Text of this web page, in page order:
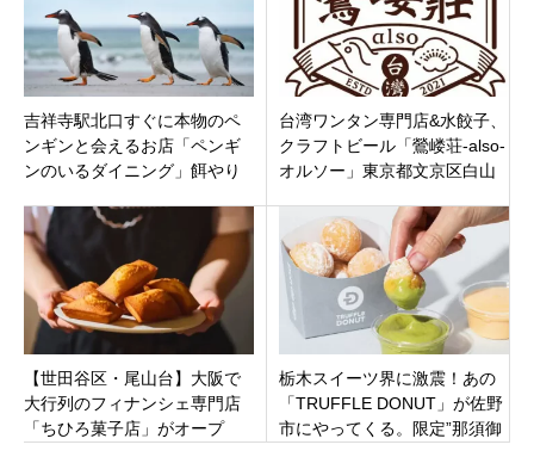
吉祥寺駅北口すぐに本物のペ
ンギンと会えるお店「ペンギ
ンのいるダイニング」餌やり
台湾ワンタン専門店&水餃子、
クラフトビール「鶯嵝荘-also-
オルソー」東京都文京区白山
【世田谷区・尾山台】大阪で
大行列のフィナンシェ専門店
「ちひろ菓子店」がオープ
栃木スイーツ界に激震！あの
「TRUFFLE DONUT」が佐野
市にやってくる。限定”那須御